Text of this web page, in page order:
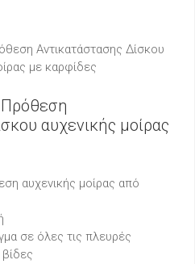
Πρόθεση
αυχενικής μοίρας
αυχενικής μοίρας από
σε όλες τις πλευρές